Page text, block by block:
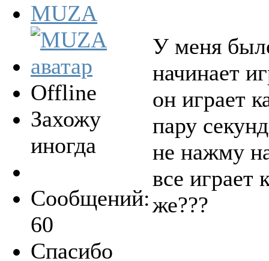
MUZA
Offline
Захожу
иногда
Сообщений:
60
Спасибо
У меня
начинает
он играет
пару
не нажму
все играет
же???